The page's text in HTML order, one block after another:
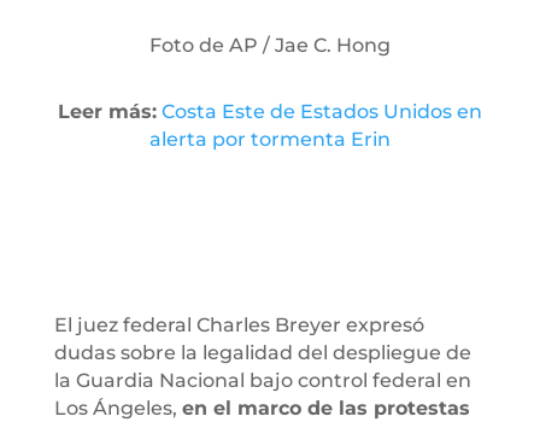
Foto de AP / Jae C. Hong
Leer más: Costa Este de Estados Unidos en
alerta por tormenta Erin
El juez federal Charles Breyer expresó
dudas sobre la legalidad del despliegue de
la Guardia Nacional bajo control federal en
Los Ángeles, en el marco de las protestas